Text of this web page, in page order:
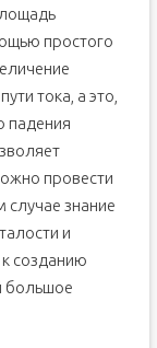
простого
тока, а это,
падения
провести
случае знание
и
созданию
большое